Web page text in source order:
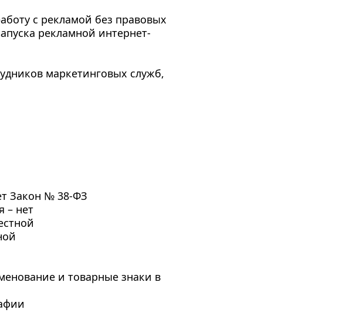
с рекламой без правовых
рекламной интернет-
маркетинговых служб,
Закон № 38-ФЗ
– нет
и товарные знаки в